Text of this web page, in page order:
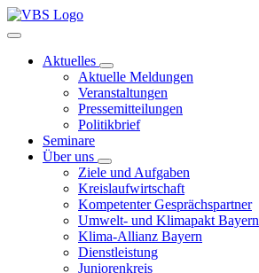
Aktuelles
Aktuelle Meldungen
Veranstaltungen
Pressemitteilungen
Politikbrief
Seminare
Über uns
Ziele und Aufgaben
Kreislaufwirtschaft
Kompetenter Gesprächspartner
Umwelt- und Klimapakt Bayern
Klima-Allianz Bayern
Dienstleistung
Juniorenkreis